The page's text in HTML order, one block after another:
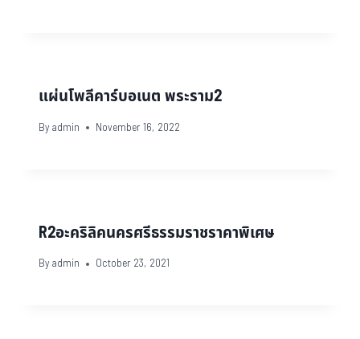
แผ่นโพลีคาร์บอเนต พระราม2
By admin November 16, 2022
R2อะคริลิคนครศรีธรรมราชราคาพิเศษ
By admin October 23, 2021